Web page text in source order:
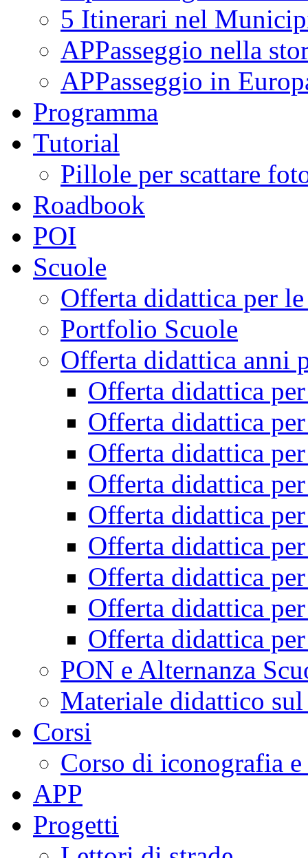
5 Itinerari nel
APPasseggio nella
APPasseggio in
Programma
Tutorial
Pillole per scattare
Roadbook
POI
Scuole
Offerta didattica per
Portfolio Scuole
Offerta didattica anni
Offerta didattica
Offerta didattica
Offerta didattica
Offerta didattica
Offerta didattica
Offerta didattica
Offerta didattica
Offerta didattica
Offerta didattica
PON e Alternanza
Materiale didattico
Corsi
Corso di iconografia
APP
Progetti